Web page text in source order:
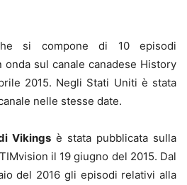
si compone di 10 episodi
onda sul canale canadese History
2015. Negli Stati Uniti è stata
nelle stesse date.
Vikingsè stata pubblicata sulla
il 19 giugno del 2015. Dal
del 2016 gli episodi relativi alla